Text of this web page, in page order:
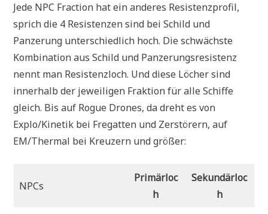
Jede NPC Fraction hat ein anderes Resistenzprofil,
sprich die 4 Resistenzen sind bei Schild und
Panzerung unterschiedlich hoch. Die schwächste
Kombination aus Schild und Panzerungsresistenz
nennt man Resistenzloch. Und diese Löcher sind
innerhalb der jeweiligen Fraktion für alle Schiffe
gleich. Bis auf Rogue Drones, da dreht es von
Explo/Kinetik bei Fregatten und Zerstörern, auf
EM/Thermal bei Kreuzern und größer:
NPCs
Primärloc
h
Sekundärloc
h